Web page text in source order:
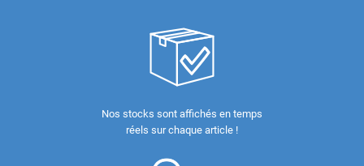
Nos stocks sont affichés en temps
réels sur chaque article !